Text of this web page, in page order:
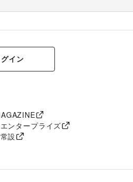
イン
ンタープライズ
設